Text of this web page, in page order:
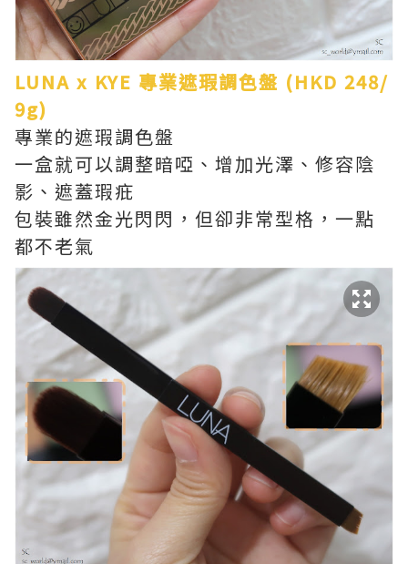
LUNA x KYE 專業遮瑕調色盤 (HKD 248/
9g)
專業的遮瑕調色盤
一盒就可以調整暗啞、增加光澤、修容陰
影、遮蓋瑕疪
包裝雖然金光閃閃，但卻非常型格，一點
都不老氣